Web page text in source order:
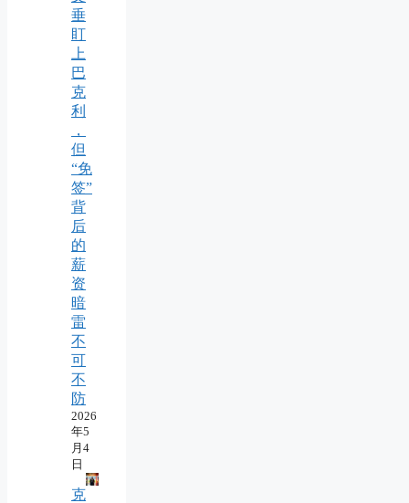
垂
盯
上
巴
克
利
，
但
“免
签”
背
后
的
薪
资
暗
雷
不
可
不
防
2026
年5
月4
日
克